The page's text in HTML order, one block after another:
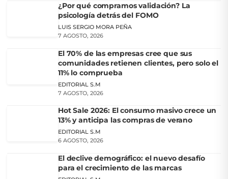
¿Por qué compramos validación? La
psicología detrás del FOMO
LUIS SERGIO MORA PEÑA
7 AGOSTO, 2026
El 70% de las empresas cree que sus
comunidades retienen clientes, pero solo el
11% lo comprueba
EDITORIAL S.M
7 AGOSTO, 2026
Hot Sale 2026: El consumo masivo crece un
13% y anticipa las compras de verano
EDITORIAL S.M
6 AGOSTO, 2026
El declive demográfico: el nuevo desafío
para el crecimiento de las marcas